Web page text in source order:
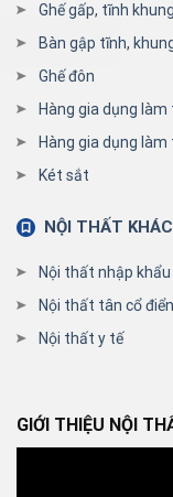
Ghế gấp, tĩnh
Bàn gập tĩnh,
Ghế đôn
Hàng gia dụng
Hàng gia dụng
Két sắt
NỘI THẤT KHÁC
Nội thất nhập khẩu
Nội thất tân cổ điển
Nội thất y tế
GIỚI THIỆU NỘI